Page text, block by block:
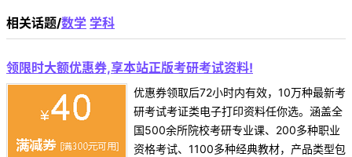
相关话题/数学 学科
领限时大额优惠券,享本站正版考研考试资料!
优惠券领取后72小时内有效，10万种最新考
研考试考证类电子打印资料任你选。涵盖全
国500余所院校考研专业课、200多种职业
资格考试、1100多种经典教材，产品类型包